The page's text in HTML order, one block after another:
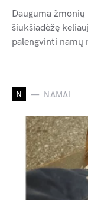
Dauguma
šiukšiadėžę
palengvinti namų
N NAMAI